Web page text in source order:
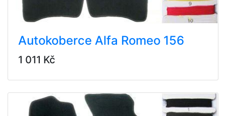
Autokoberce Alfa Romeo 156
1 011 Kč